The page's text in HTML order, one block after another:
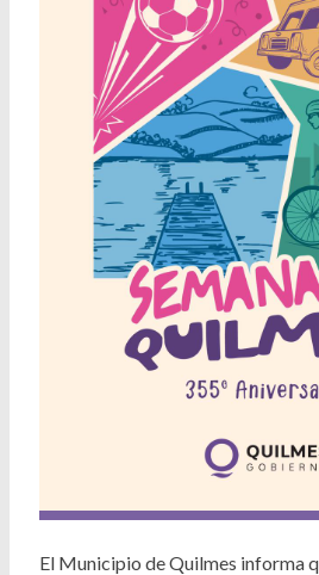
Empleo y Formación Laboral
Internacionales
El Municipio de Quilmes informa